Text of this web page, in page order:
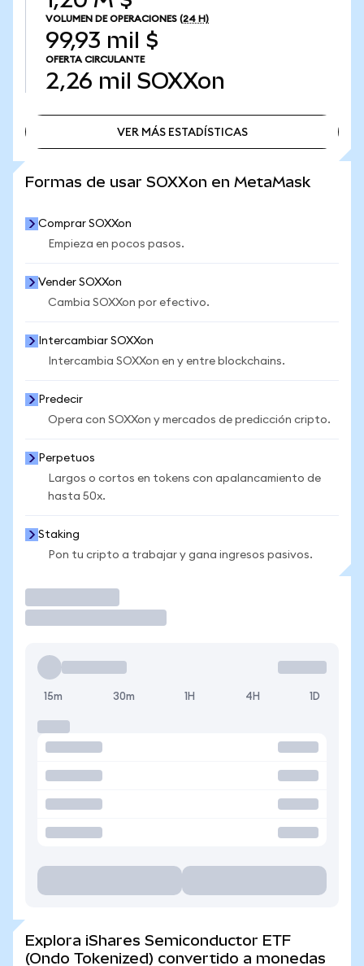
VOLUMEN DE OPERACIONES (24 H)
99,93 mil $
OFERTA CIRCULANTE
2,26 mil SOXXon
VER MÁS ESTADÍSTICAS
Formas de usar SOXXon en MetaMask
Comprar SOXXon
Empieza en pocos pasos.
Vender SOXXon
Cambia SOXXon por efectivo.
Intercambiar SOXXon
Intercambia SOXXon en y entre blockchains.
Predecir
Opera con SOXXon y mercados de predicción cripto.
Perpetuos
Largos o cortos en tokens con apalancamiento de
hasta 50x.
Staking
Pon tu cripto a trabajar y gana ingresos pasivos.
15m 30m 1H 4H 1D
Explora iShares Semiconductor ETF
(Ondo Tokenized) convertido a monedas